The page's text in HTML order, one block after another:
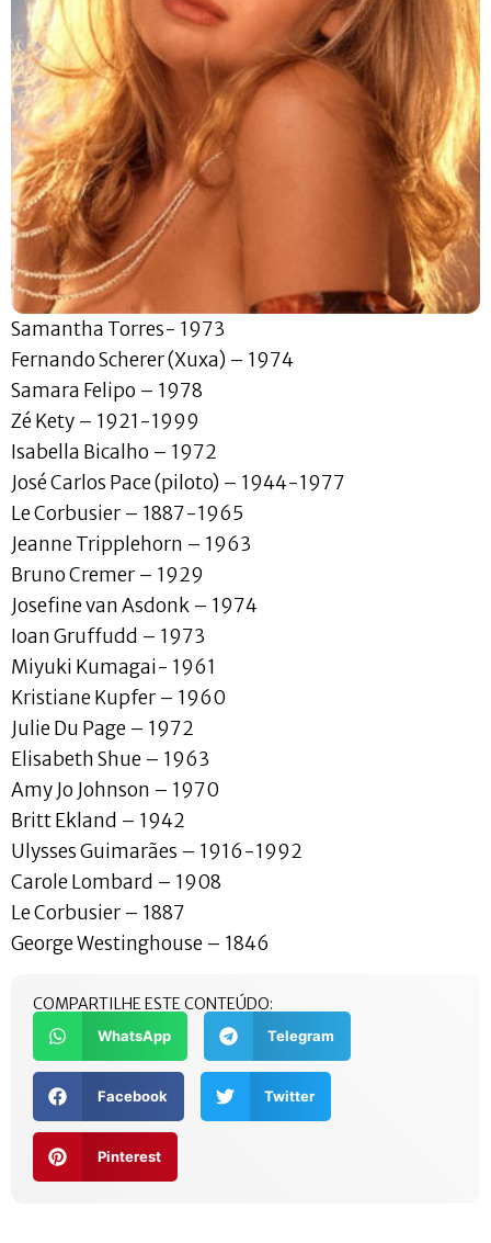
Samantha Torres- 1973
Fernando Scherer (Xuxa) – 1974
Samara Felipo – 1978
Zé Kety – 1921-1999
Isabella Bicalho – 1972
José Carlos Pace (piloto) – 1944-1977
Le Corbusier – 1887-1965
Jeanne Tripplehorn – 1963
Bruno Cremer – 1929
Josefine van Asdonk – 1974
Ioan Gruffudd – 1973
Miyuki Kumagai- 1961
Kristiane Kupfer – 1960
Julie Du Page – 1972
Elisabeth Shue – 1963
Amy Jo Johnson – 1970
Britt Ekland – 1942
Ulysses Guimarães – 1916-1992
Carole Lombard – 1908
Le Corbusier – 1887
George Westinghouse – 1846
COMPARTILHE ESTE CONTEÚDO:
WhatsApp Telegram
Facebook Twitter
Pinterest